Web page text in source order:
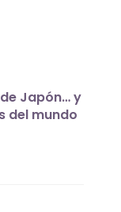
Japón… y
del mundo